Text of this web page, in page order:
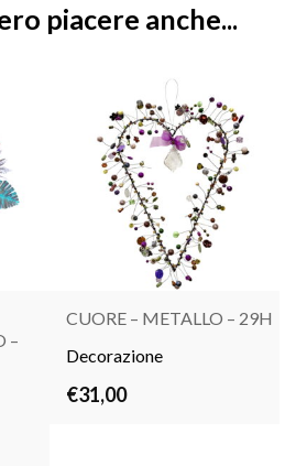
piacere anche...
–
CUORE – METALLO – 29H
Decorazione
€31,00